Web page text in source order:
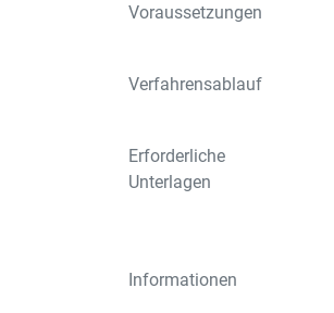
Voraussetzungen
Verfahrensablauf
Erforderliche
Unterlagen
Informationen